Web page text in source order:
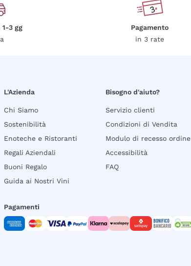
1-3 gg
Pagamento
in 3 rate
L'Azienda
Chi Siamo
Sostenibilità
Enoteche e Ristoranti
Regali Aziendali
Buoni Regalo
Guida ai Nostri Vini
Bisogno d'aiuto?
Servizio clienti
Condizioni di Vendita
Modulo di recesso ordine
Accessibilità
FAQ
Pagamenti